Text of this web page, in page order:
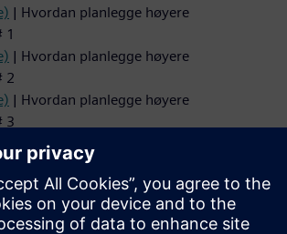
| Hvordan planlegge høyere
1
| Hvordan planlegge høyere
2
| Hvordan planlegge høyere
3
| Hvordan planlegge høyere
4